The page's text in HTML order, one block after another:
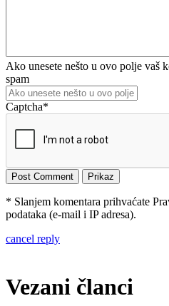
Ako unesete nešto u ovo polje vaš
spam
Captcha*
* Slanjem komentara prihvaćate
podataka (e-mail i IP adresa).
cancel reply
Vezani članci